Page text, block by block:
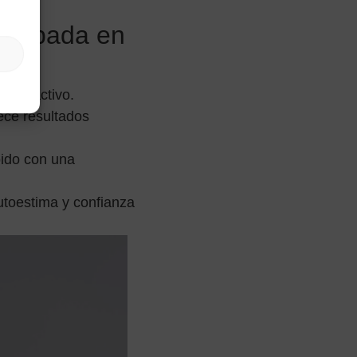
en
atractivo.
resultados
con una
y confianza